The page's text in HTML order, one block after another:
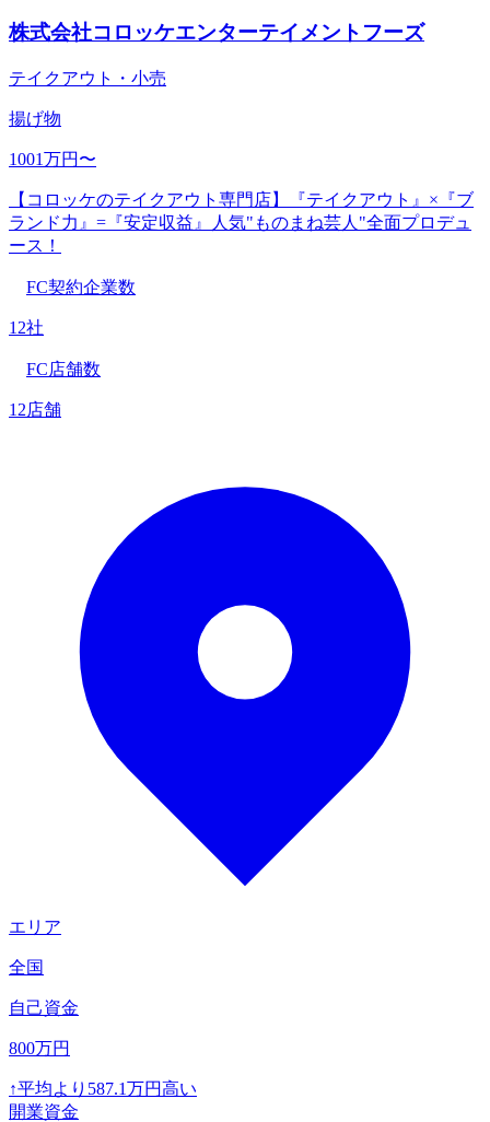
株式会社コロッケエンターテイメントフーズ
テイクアウト・小売
揚げ物
1001万円〜
【コロッケのテイクアウト専門店】『テイクアウト』×『ブ
ランド力』=『安定収益』人気"ものまね芸人"全面プロデュ
ース！
FC契約企業数
12社
FC店舗数
12店舗
エリア
全国
自己資金
800万円
↑平均より 587.1万円高い
開業資金